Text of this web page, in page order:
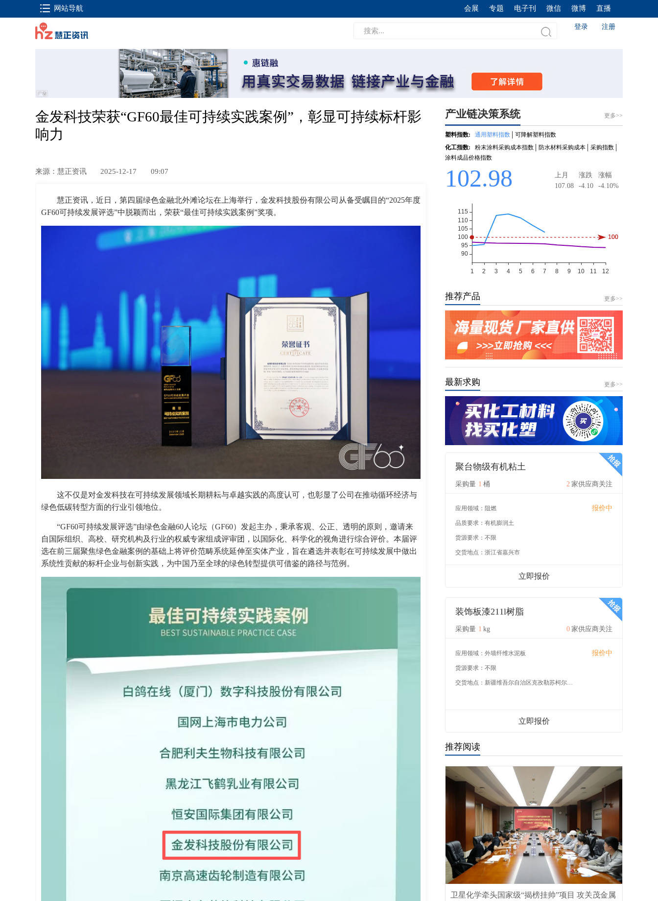
网站导航 会展 专题 电子刊 微信 微博 直播
登录 注册
金发科技荣获“GF60最佳可持续实践案例”，彰显可持续标杆影
响力
来源：慧正资讯 2025-12-17 09:07
慧正资讯，近日，第四届绿色金融北外滩论坛在上海举行，金发科技股份有限公司从备受瞩目的“2025年度
GF60可持续发展评选”中脱颖而出，荣获“最佳可持续实践案例”奖项。
这不仅是对金发科技在可持续发展领域长期耕耘与卓越实践的高度认可，也彰显了公司在推动循环经济与
绿色低碳转型方面的行业引领地位。
“GF60可持续发展评选”由绿色金融60人论坛（GF60）发起主办，秉承客观、公正、透明的原则，邀请来
自国际组织、高校、研究机构及行业的权威专家组成评审团，以国际化、科学化的视角进行综合评价。本届评
选在前三届聚焦绿色金融案例的基础上将评价范畴系统延伸至实体产业，旨在遴选并表彰在可持续发展中做出
系统性贡献的标杆企业与创新实践，为中国乃至全球的绿色转型提供可借鉴的路径与范例。
推荐产品 更多>>
最新求购 更多>>
聚台物级有机粘土
采购量 1 桶 2 家供应商关注
应用领域： 阻燃 报价中
品质要求： 有机膨润土
货源要求： 不限
交货地点： 浙江省嘉兴市
立即报价
装饰板漆211l树脂
采购量 1 kg 0 家供应商关注
应用领域： 外墙纤维水泥板 报价中
货源要求： 不限
交货地点： 新疆维吾尔自治区克孜勒苏柯尔克孜自治州
立即报价
推荐阅读
卫星化学牵头国家级“揭榜挂帅”项目 攻关茂金属